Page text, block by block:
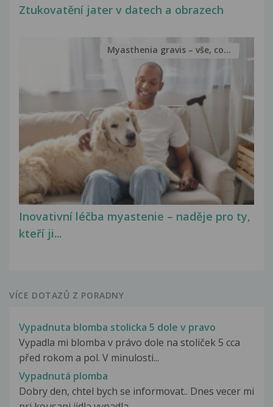
Ztukovatění jater v datech a obrazech
Inovativní léčba myastenie – naděje pro ty,
kteří ji...
Myasthenia gravis – vše, co...
VÍCE DOTAZŮ Z PORADNY
Vypadnuta blomba stolicka 5 dole v pravo
Vypadla mi blomba v právo dole na stoliček 5 cca
před rokom a pol. V minulosti...
Vypadnutá plomba
Dobry den, chtel bych se informovat.. Dnes vecer mi